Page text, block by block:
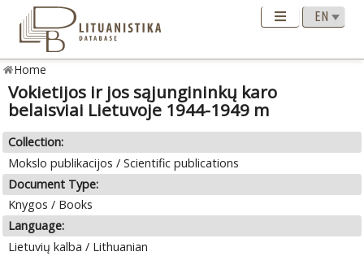
Home
Vokietijos ir jos sąjungininkų karo
belaisviai Lietuvoje 1944-1949 m
Collection:
Mokslo publikacijos / Scientific publications
Document Type:
Knygos / Books
Language:
Lietuvių kalba / Lithuanian